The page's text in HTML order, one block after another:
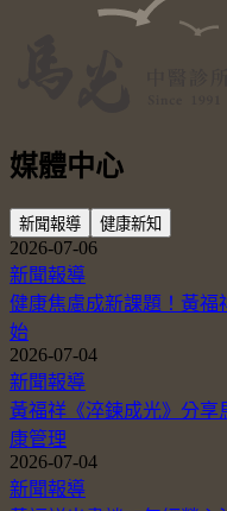
媒體中心
新聞報導 健康新知
2026-07-06
新聞報導
健康焦慮成新課題！黃福
始
2026-07-04
新聞報導
黃福祥《淬鍊成光》分
康管理
2026-07-04
新聞報導